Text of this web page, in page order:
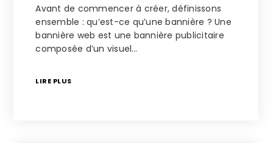
Avant de commencer à créer, définissons
ensemble : qu’est-ce qu’une bannière ? Une
bannière web est une bannière publicitaire
composée d’un visuel…
LIRE PLUS